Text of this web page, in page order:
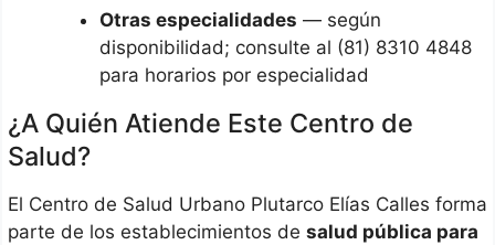
Otras especialidades — según
disponibilidad; consulte al (81) 8310 4848
para horarios por especialidad
¿A Quién Atiende Este Centro de
Salud?
El Centro de Salud Urbano Plutarco Elías Calles forma
parte de los establecimientos de salud pública para